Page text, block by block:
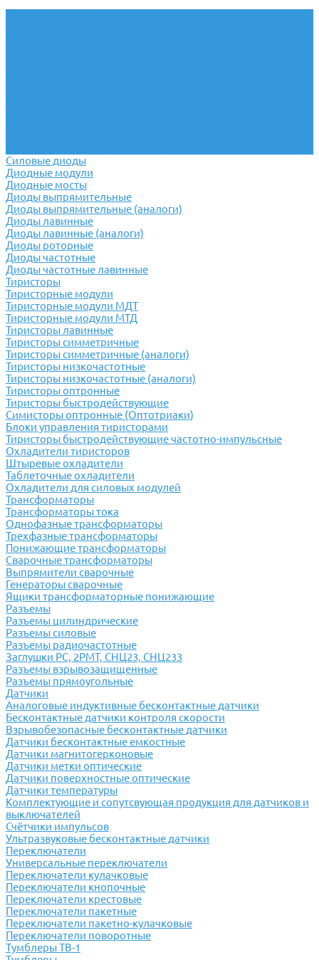
Силовые диоды
Диодные модули
Диодные мосты
Диоды выпрямительные
Диоды выпрямительные (аналоги)
Диоды лавинные
Диоды лавинные (аналоги)
Диоды роторные
Диоды частотные
Диоды частотные лавинные
Тиристоры
Тиристорные модули
Тиристорные модули МДТ
Тиристорные модули МТД
Тиристоры лавинные
Тиристоры симметричные
Тиристоры симметричные (аналоги)
Тиристоры низкочастотные
Тиристоры низкочастотные (аналоги)
Тиристоры оптронные
Тиристоры быстродействующие
Симисторы оптронные (Оптотриаки)
Блоки управления тиристорами
Тиристоры быстродействующие частотно-импульсные
Охладители тиристоров
Штыревые охладители
Таблеточные охладители
Охладители для силовых модулей
Трансформаторы
Трансформаторы тока
Однофазные трансформаторы
Трехфазные трансформаторы
Понижающие трансформаторы
Сварочные трансформаторы
Выпрямители сварочные
Генераторы сварочные
Ящики трансформаторные понижающие
Разъемы
Разъемы цилиндрические
Разъемы силовые
Разъемы радиочастотные
Заглушки РС, 2РМТ, СНЦ23, СНЦ233
Разъемы взрывозащищенные
Разъемы прямоугольные
Датчики
Аналоговые индуктивные бесконтактные датчики
Бесконтактные датчики контроля скорости
Взрывобезопасные бесконтактные датчики
Датчики бесконтактные емкостные
Датчики магнитогерконовые
Датчики метки оптические
Датчики поверхностные оптические
Датчики температуры
Комплектующие и сопутсвующая продукция для датчиков и
выключателей
Счётчики импульсов
Ультразвуковые бесконтактные датчики
Переключатели
Универсальные переключатели
Переключатели кулачковые
Переключатели кнопочные
Переключатели крестовые
Переключатели пакетные
Переключатели пакетно-кулачковые
Переключатели поворотные
Тумблеры ТВ-1